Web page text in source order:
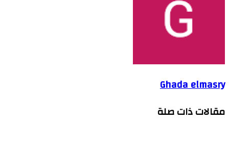
Ghada elmasry
مقالات ذات صلة